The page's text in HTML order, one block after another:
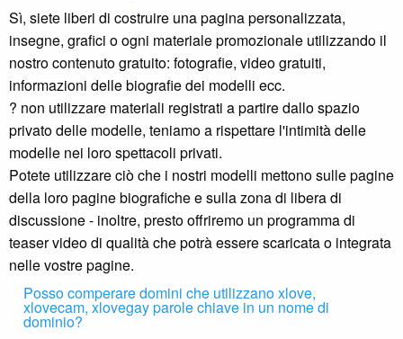
Sì, siete liberi di costruire una pagina personalizzata,
insegne, grafici o ogni materiale promozionale utilizzando il
nostro contenuto gratuito: fotografie, video gratuiti,
informazioni delle biografie dei modelli ecc.
? non utilizzare materiali registrati a partire dallo spazio
privato delle modelle, teniamo a rispettare l'intimità delle
modelle nei loro spettacoli privati.
Potete utilizzare ciò che i nostri modelli mettono sulle pagine
della loro pagine biografiche e sulla zona di libera di
discussione - inoltre, presto offriremo un programma di
teaser video di qualità che potrà essere scaricata o integrata
nelle vostre pagine.
Posso comperare domini che utilizzano xlove,
xlovecam, xlovegay parole chiave in un nome di
dominio?